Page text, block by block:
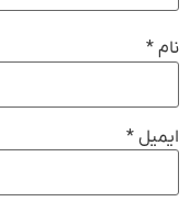
نام *
ایمیل *